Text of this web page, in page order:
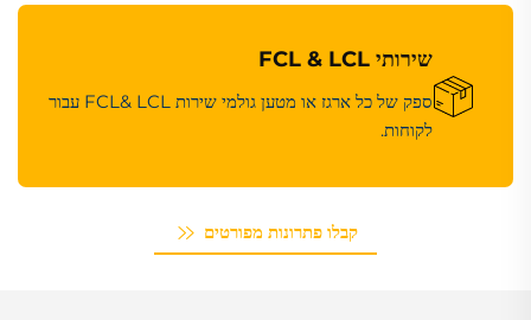
שירותי FCL & LCL
ספק של כל ארגז או מטען גולמי שירות FCL& LCL עבור
לקוחות.
קבלו פתרונות מפורטים